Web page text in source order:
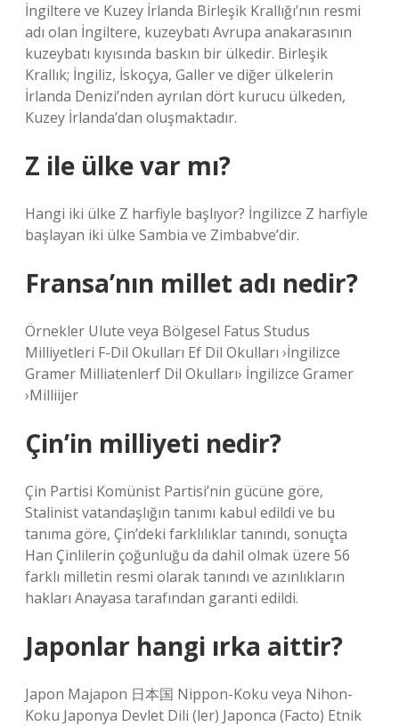
İngiltere ve Kuzey İrlanda Birleşik Krallığı’nın resmi
adı olan İngiltere, kuzeybatı Avrupa anakarasının
kuzeybatı kıyısında baskın bir ülkedir. Birleşik
Krallık; İngiliz, İskoçya, Galler ve diğer ülkelerin
İrlanda Denizi’nden ayrılan dört kurucu ülkeden,
Kuzey İrlanda’dan oluşmaktadır.
Z ile ülke var mı?
Hangi iki ülke Z harfiyle başlıyor? İngilizce Z harfiyle
başlayan iki ülke Sambia ve Zimbabve’dir.
Fransa’nın millet adı nedir?
Örnekler Ulute veya Bölgesel Fatus Studus
Milliyetleri F-Dil Okulları Ef Dil Okulları ›İngilizce
Gramer Milliatenlerf Dil Okulları› İngilizce Gramer
›Milliijer
Çin’in milliyeti nedir?
Çin Partisi Komünist Partisi’nin gücüne göre,
Stalinist vatandaşlığın tanımı kabul edildi ve bu
tanıma göre, Çin’deki farklılıklar tanındı, sonuçta
Han Çinlilerin çoğunluğu da dahil olmak üzere 56
farklı milletin resmi olarak tanındı ve azınlıkların
hakları Anayasa tarafından garanti edildi.
Japonlar hangi ırka aittir?
Japon Majapon 日本国 Nippon-Koku veya Nihon-
Koku Japonya Devlet Dili (ler) Japonca (Facto) Etnik